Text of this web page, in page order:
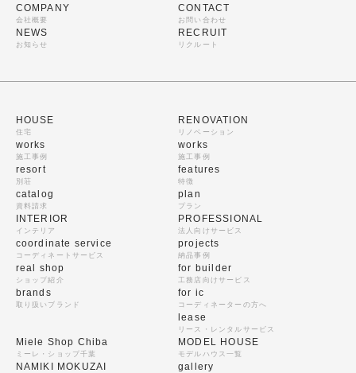
COMPANY
会社概要
NEWS
お知らせ
CONTACT
お問い合わせ
RECRUIT
リクルート
HOUSE
住宅
works
施工事例
resort
別荘
catalog
資料請求
RENOVATION
リノベーション
works
施工事例
features
特徴
plan
プラン
INTERIOR
インテリア
coordinate service
コーディネートサービス
real shop
ショップ紹介
brands
取り扱いブランド
PROFESSIONAL
法人向けサービス
projects
納品事例
for builder
工務店向けサービス
for ic
コーディネーターの方へ
lease
リース・レンタルサービス
Miele Shop Chiba
ミーレ・ショップ千葉
NAMIKI MOKUZAI
MODEL HOUSE
モデルハウス一覧
gallery